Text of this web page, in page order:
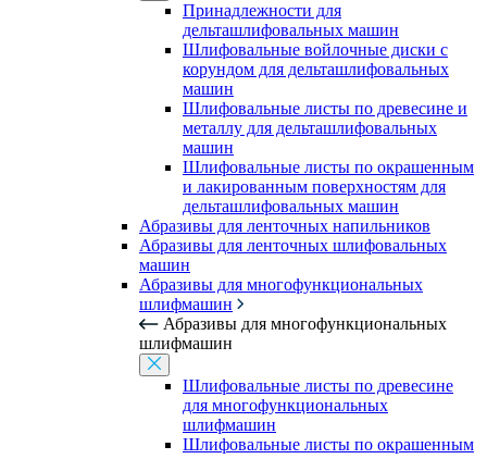
Принадлежности для
дельташлифовальных машин
Шлифовальные войлочные диски с
корундом для дельташлифовальных
машин
Шлифовальные листы по древесине и
металлу для дельташлифовальных
машин
Шлифовальные листы по окрашенным
и лакированным поверхностям для
дельташлифовальных машин
Абразивы для ленточных напильников
Абразивы для ленточных шлифовальных
машин
Абразивы для многофункциональных
шлифмашин
Абразивы для многофункциональных
шлифмашин
Шлифовальные листы по древесине
для многофункциональных
шлифмашин
Шлифовальные листы по окрашенным